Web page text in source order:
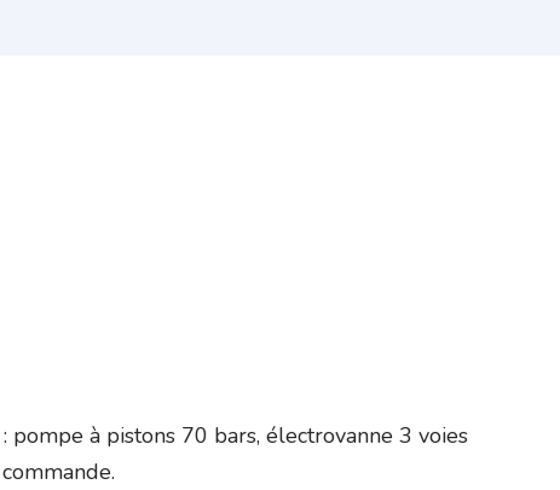
pompe à pistons 70 bars, électrovanne 3 voies